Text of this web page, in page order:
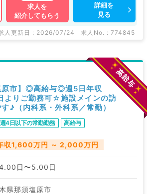
求人を
紹介してもらう
詳細を
見る
人更新日 : 2026/07/24 求人No. : 774845
原市】◎高給与◎週5日年収
りご勤務可☆施設メインの訪
♪（内科系・外科系／常勤）
週4日以下の常勤勤務 高給与
収1,600万円 ～ 2,000万円
日〜5.00日
県那須塩原市